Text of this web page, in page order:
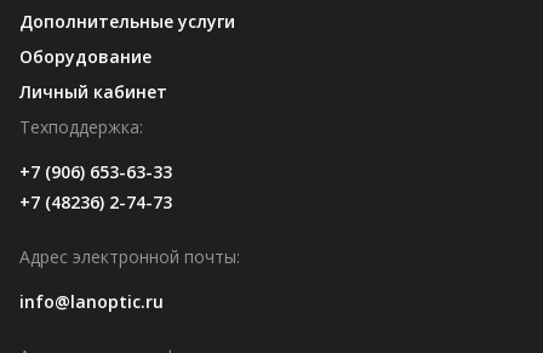
Дополнительные услуги
Оборудование
Личный кабинет
Техподдержка:
+7 (906) 653-63-33
+7 (48236) 2-74-73
Адрес электронной почты:
info@lanoptic.ru